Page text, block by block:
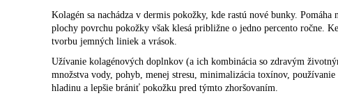
Kolagén sa nachádza v dermis pokožky, kde rastú nové bunky.
plochy povrchu pokožky však klesá približne o jedno percento ročne.
tvorbu jemných liniek a vrások.
Užívanie kolagénových doplnkov (a ich kombinácia so zdravým
množstva vody, pohyb, menej stresu, minimalizácia toxínov,
hladinu a lepšie brániť pokožku pred týmto zhoršovaním.